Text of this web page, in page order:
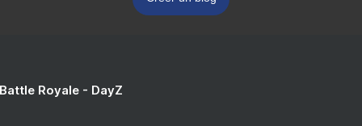
Royale - DayZ